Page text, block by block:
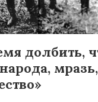
долбить,